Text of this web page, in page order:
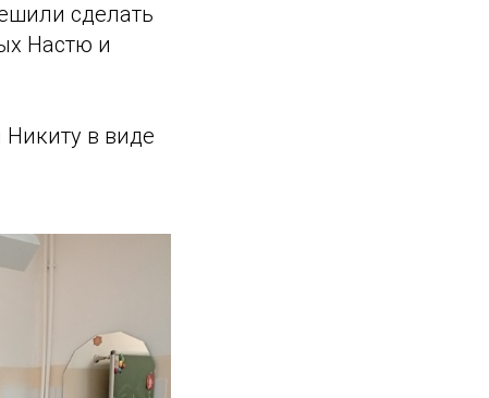
сделать
Настю и
Никиту в виде